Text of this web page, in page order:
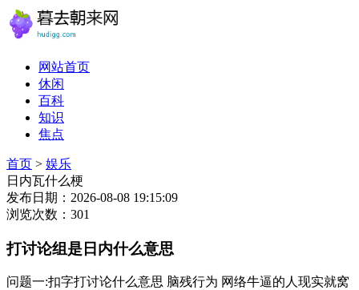
网站首页
休闲
百科
知识
焦点
首页 > 娱乐
日内瓦什么梗
发布日期：2026-08-08 19:15:09
浏览次数：301
打讨论组是日内什么意思
问题一:扣字打讨论什么意思 脑残行为 网络牛逼的人现实就窝